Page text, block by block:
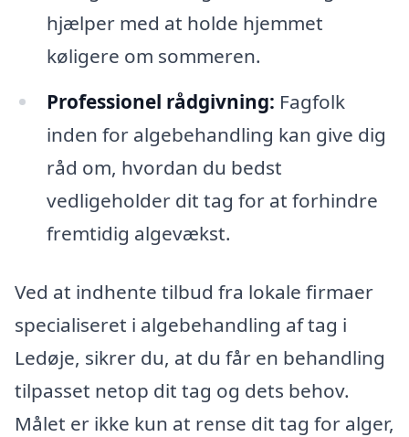
hjælper med at holde hjemmet
køligere om sommeren.
Professionel rådgivning: Fagfolk
inden for algebehandling kan give dig
råd om, hvordan du bedst
vedligeholder dit tag for at forhindre
fremtidig algevækst.
Ved at indhente tilbud fra lokale firmaer
specialiseret i algebehandling af tag i
Ledøje, sikrer du, at du får en behandling
tilpasset netop dit tag og dets behov.
Målet er ikke kun at rense dit tag for alger,